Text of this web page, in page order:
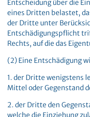
Entscheidung über die
eines Dritten belastet,
der Dritte unter
Entschädigungspflicht
Rechts, auf die das
(2) Eine Entschädigung
1. der Dritte wenigstens
Mittel oder Gegenstand
2. der Dritte den
welche die Einziehung